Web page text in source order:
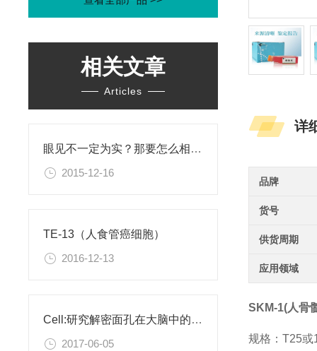
相关文章
Articles
眼见不一定为实？那要怎么相信这个世界？！
2015-12-16
TE-13（人食管癌细胞）
2016-12-13
Cell:研究解密面孔在大脑中的编码
2017-06-05
详
品牌
货号
供货周期
应用领域
SKM-1(人骨
规格：T25或